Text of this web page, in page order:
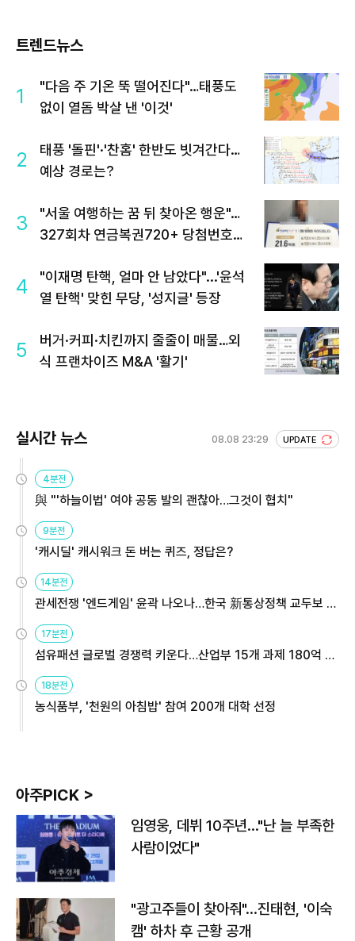
트렌드뉴스
1
"다음 주 기온 뚝 떨어진다"…태풍도
없이 열돔 박살 낸 '이것'
2
태풍 '돌핀'·'찬홈' 한반도 빗겨간다…
예상 경로는?
3
"서울 여행하는 꿈 뒤 찾아온 행운"…
327회차 연금복권720+ 당첨번호조
4
"이재명 탄핵, 얼마 안 남았다"...'윤석
열 탄핵' 맞힌 무당, '성지글' 등장
5
버거·커피·치킨까지 줄줄이 매물…외
식 프랜차이즈 M&A '활기'
실시간 뉴스 08.08 23:29 UPDATE
4분전
與 "'하늘이법' 여야 공동 발의 괜찮아…그것이 협치"
9분전
'캐시딜' 캐시워크 돈 버는 퀴즈, 정답은?
14분전
관세전쟁 '엔드게임' 윤곽 나오나…한국 新통상정책 교두보 활
17분전
섬유패션 글로벌 경쟁력 키운다…산업부 15개 과제 180억 지
18분전
농식품부, '천원의 아침밥' 참여 200개 대학 선정
아주PICK >
임영웅, 데뷔 10주년…"난 늘 부족한
사람이었다"
"광고주들이 찾아줘"…진태현, '이숙
캠' 하차 후 근황 공개